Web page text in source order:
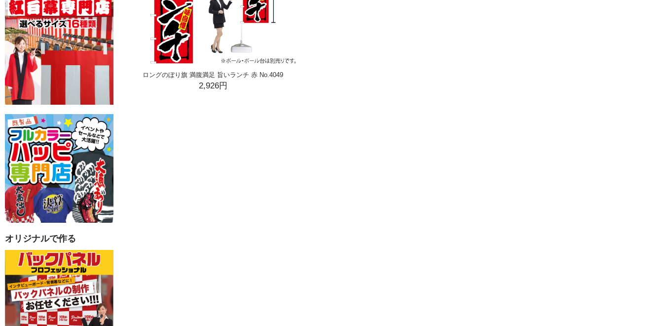
オリジナルで作る
ロングのぼり旗 満腹満足 旨いランチ 赤 No.4049
2,926円